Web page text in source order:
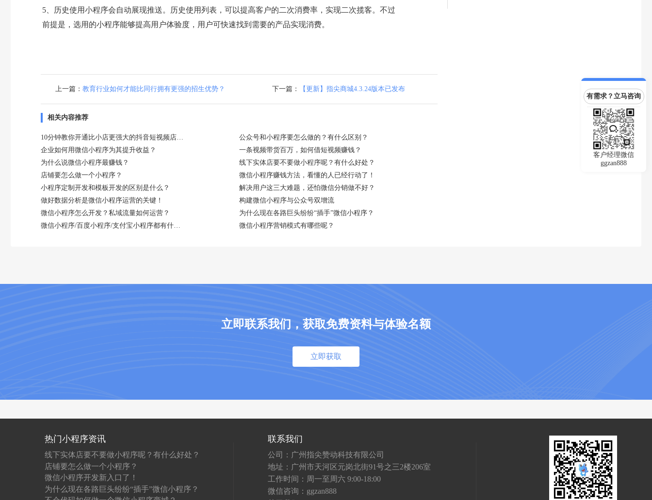
5、历史使用小程序会自动展现推送。历史使用列表，可以提高客户的二次消费率，实现二次揽客。不过
前提是，选用的小程序能够提高用户体验度，用户可快速找到需要的产品实现消费。
上一篇： 教育行业如何才能比同行拥有更强的招生优势？ 下一篇： 【更新】指尖商城4.3.24版本已发布
相关内容推荐
公众号和小程序要怎么做的？有什么区别？
企业如何用微信小程序为其提升收益？
一条视频带货百万，如何借短视频赚钱？
为什么说微信小程序最赚钱？
线下实体店要不要做小程序呢？有什么好处？
店铺要怎么做一个小程序？
微信小程序赚钱方法，看懂的人已经行动了！
小程序定制开发和模板开发的区别是什么？
解决用户这三大难题，还怕微信分销做不好？
做好数据分析是微信小程序运营的关键！
构建微信小程序与公众号双增流
微信小程序怎么开发？私域流量如何运营？
为什么现在各路巨头纷纷“插手”微信小程序？
微信小程序营销模式有哪些呢？
立即联系我们，获取免费资料与体验名额
立即获取
有需求？立马咨询
客户经理微信
ggzan888
热门小程序资讯
线下实体店要不要做小程序呢？有什么好处？
店铺要怎么做一个小程序？
微信小程序开发新入口了！
为什么现在各路巨头纷纷“插手”微信小程序？
联系我们
公司：广州指尖赞动科技有限公司
地址：广州市天河区元岗北街91号之三2楼206室
工作时间：周一至周六 9:00-18:00
微信咨询：ggzan888